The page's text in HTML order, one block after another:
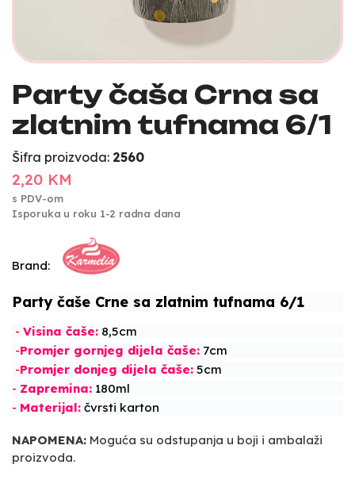
Party čaša Crna sa
zlatnim tufnama 6/1
Šifra proizvoda: 2560
2,20 KM
s PDV-om
Isporuka u roku 1-2 radna dana
Brand:
Party čaše Crne sa zlatnim tufnama 6/1
- Visina čaše: 8,5cm
-Promjer gornjeg dijela čaše: 7cm
-Promjer donjeg dijela čaše: 5cm
- Zapremina: 180ml
- Materijal: čvrsti karton
NAPOMENA: Moguća su odstupanja u boji i ambalaži
proizvoda.